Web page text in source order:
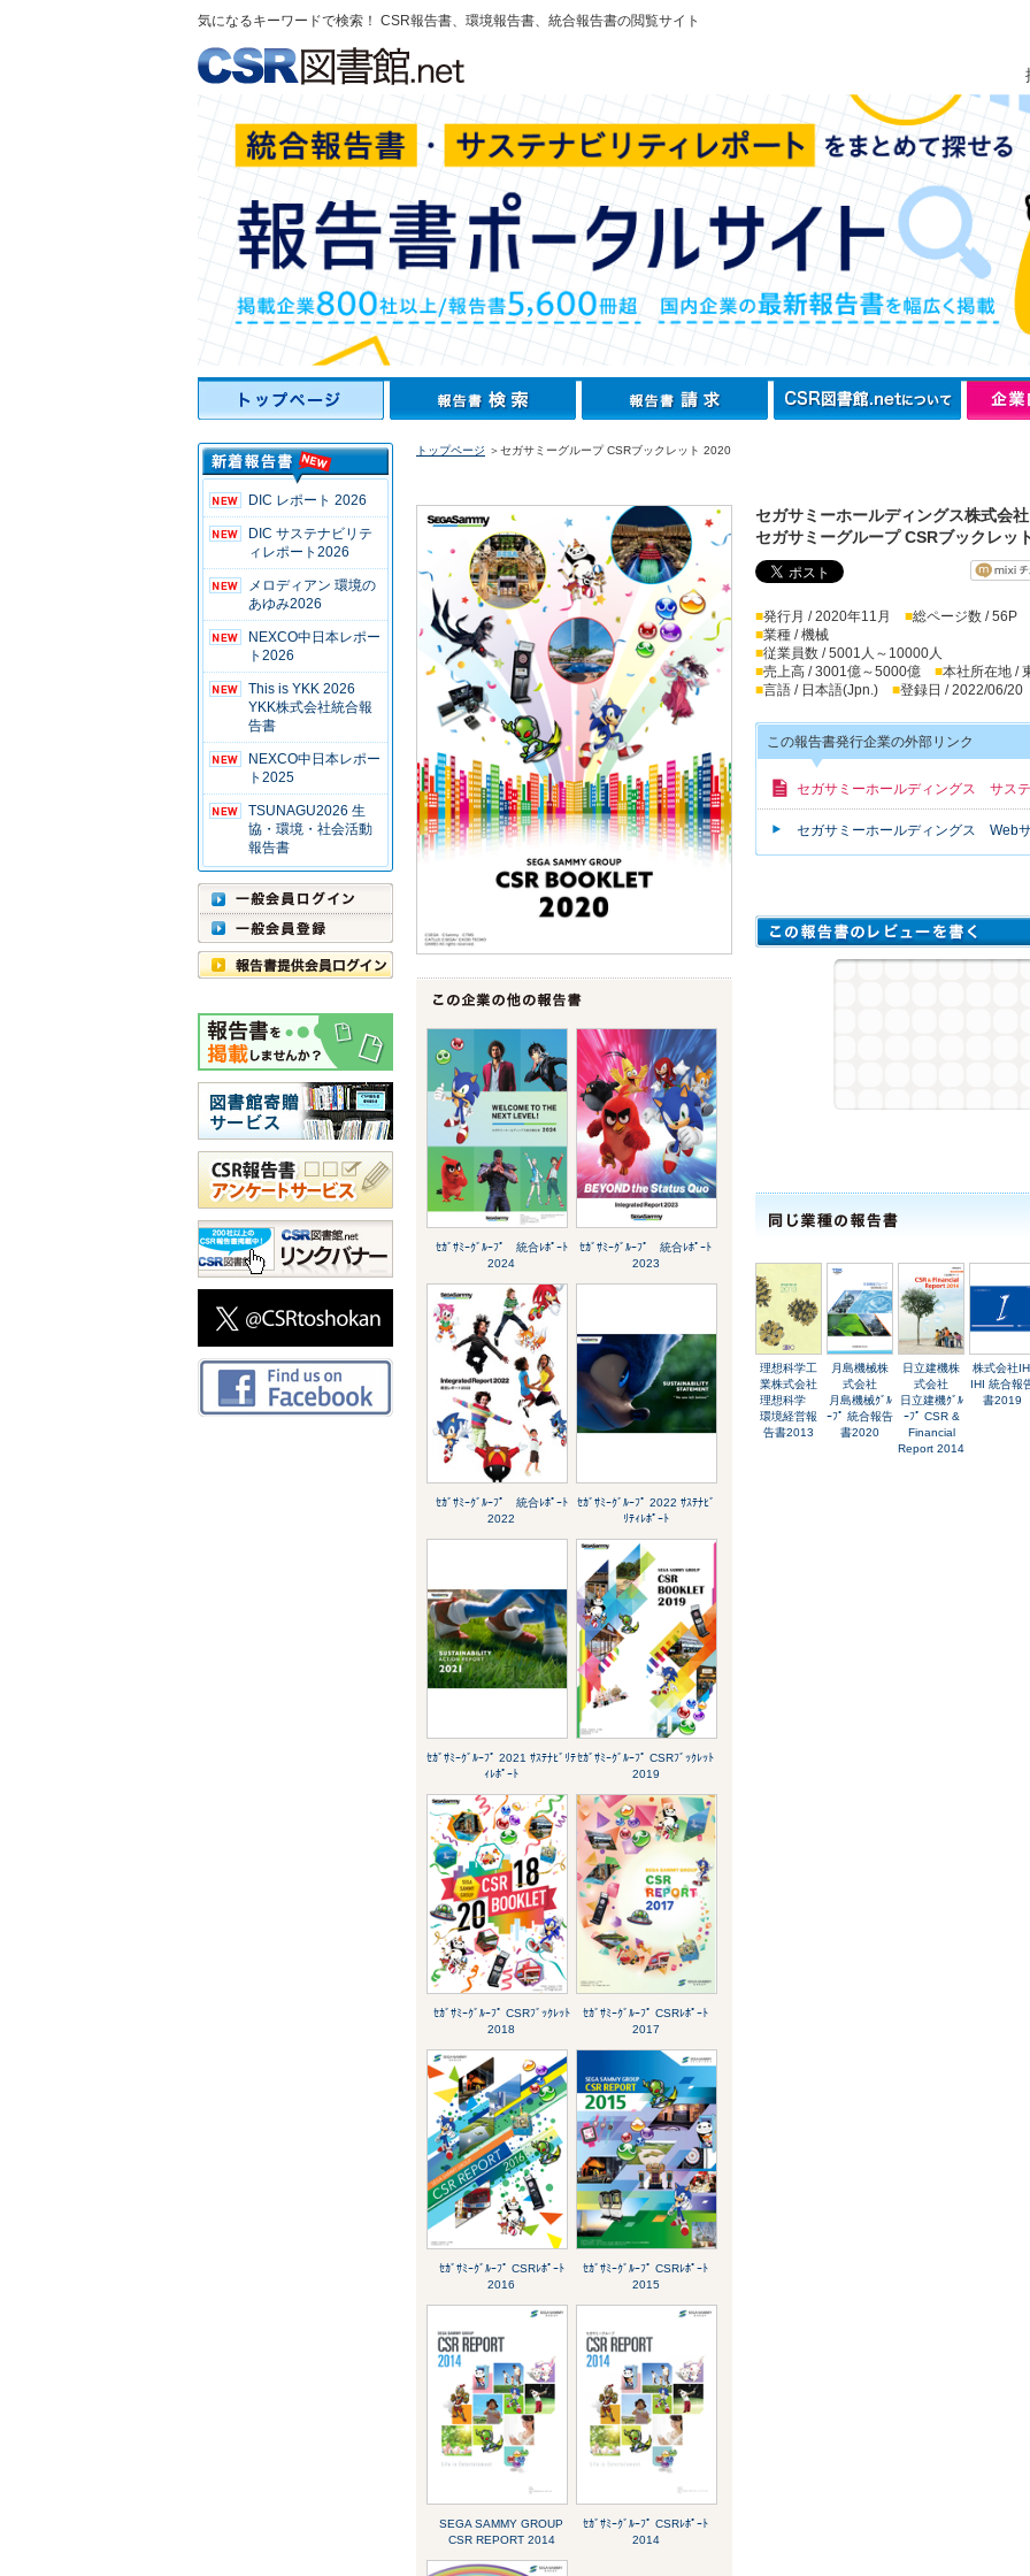
気になるキーワードで検索！ CSR報告書、環境報告書、統合報告書の閲覧サイト
DIC レポート 2026
DIC サステナビリテ
ィレポート2026
メロディアン 環境の
あゆみ2026
NEXCO中日本レポー
ト2026
This is YKK 2026
YKK株式会社統合報
告書
NEXCO中日本レポー
ト2025
TSUNAGU2026 生
協・環境・社会活動
報告書
トップページ ＞セガサミーグループ CSRブックレット 2020
ｾｶﾞｻﾐｰｸﾞﾙｰﾌﾟ 統合ﾚﾎﾟｰﾄ
2024
ｾｶﾞｻﾐｰｸﾞﾙｰﾌﾟ 統合ﾚﾎﾟｰﾄ
2023
ｾｶﾞｻﾐｰｸﾞﾙｰﾌﾟ 統合ﾚﾎﾟｰﾄ
2022
ｾｶﾞｻﾐｰｸﾞﾙｰﾌﾟ 2022 ｻｽﾃﾅﾋﾞ
ﾘﾃｨﾚﾎﾟｰﾄ
ｾｶﾞｻﾐｰｸﾞﾙｰﾌﾟ 2021 ｻｽﾃﾅﾋﾞﾘﾃ
ｨﾚﾎﾟｰﾄ
ｾｶﾞｻﾐｰｸﾞﾙｰﾌﾟ CSRﾌﾞｯｸﾚｯﾄ
2019
ｾｶﾞｻﾐｰｸﾞﾙｰﾌﾟ CSRﾌﾞｯｸﾚｯﾄ
2018
ｾｶﾞｻﾐｰｸﾞﾙｰﾌﾟ CSRﾚﾎﾟｰﾄ
2017
ｾｶﾞｻﾐｰｸﾞﾙｰﾌﾟ CSRﾚﾎﾟｰﾄ
2016
ｾｶﾞｻﾐｰｸﾞﾙｰﾌﾟ CSRﾚﾎﾟｰﾄ
2015
SEGA SAMMY GROUP
CSR REPORT 2014
ｾｶﾞｻﾐｰｸﾞﾙｰﾌﾟ CSRﾚﾎﾟｰﾄ
2014
セガサミーホールディングス株式会社
セガサミーグループ CSRブックレッ
■発行月 / 2020年11月 ■総ページ数 / 56P
■業種 / 機械
■従業員数 / 5001人～10000人
■売上高 / 3001億～5000億 ■本社所在地 /
■言語 / 日本語(Jpn.) ■登録日 / 2022/06/20
この報告書発行企業の外部リンク
セガサミーホールディングス サス
セガサミーホールディングス Web
理想科学工
業株式会社
理想科学
環境経営報
告書2013
月島機械株
式会社
月島機械ｸﾞﾙ
ｰﾌﾟ 統合報告
書2020
日立建機株
式会社
日立建機ｸﾞﾙ
ｰﾌﾟ CSR &
Financial
Report 2014
株式会社
IHI 統合報
書2019